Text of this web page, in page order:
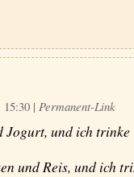
| Permanent-Link
Jogurt, und ich trinke
und Reis, und ich